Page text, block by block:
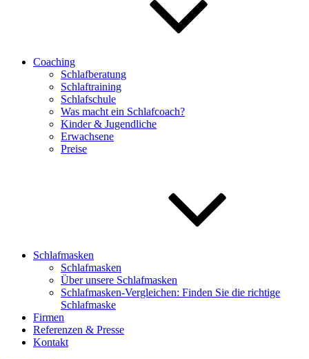
Coaching
Schlafberatung
Schlaftraining
Schlafschule
Was macht ein Schlafcoach?
Kinder & Jugendliche
Erwachsene
Preise
Schlafmasken
Schlafmasken
Über unsere Schlafmasken
Schlafmasken-Vergleichen: Finden Sie die richtige
Schlafmaske
Firmen
Referenzen & Presse
Kontakt